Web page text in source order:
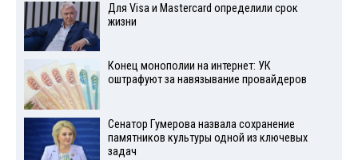
Для Visа и Mastercard определили срок
жизни
Конец монополии на интернет: УК
оштрафуют за навязывание провайдеров
Сенатор Гумерова назвала сохранение
памятников культуры одной из ключевых
задач